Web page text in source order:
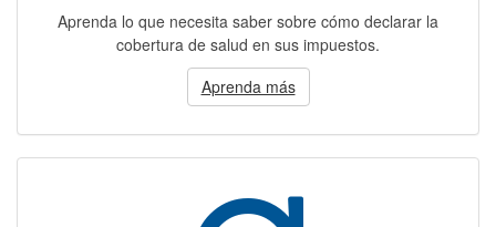
Aprenda lo que necesita saber sobre cómo declarar la
cobertura de salud en sus impuestos.
Aprenda más